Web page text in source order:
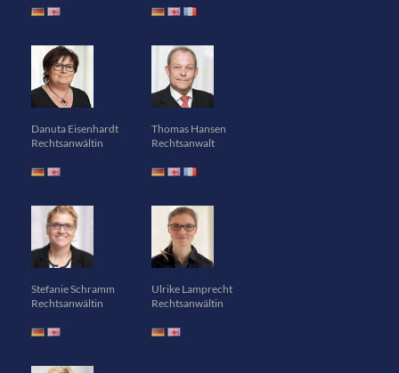
Danuta Eisenhardt
Rechtsanwältin
Thomas Hansen
Rechtsanwalt
Stefanie Schramm
Rechtsanwältin
Ulrike Lamprecht
Rechtsanwältin